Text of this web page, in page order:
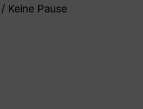
Keine Pause